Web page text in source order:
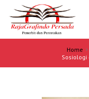
Home
Sosiologi